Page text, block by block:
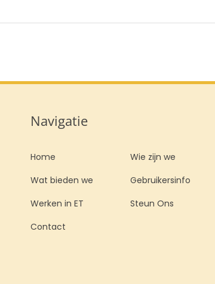
Navigatie
Home Wie zijn we
Wat bieden we Gebruikersinfo
Werken in ET Steun Ons
Contact